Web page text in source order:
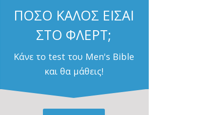
ΠΟΣΟ ΚΑΛΟΣ ΕΙΣΑΙ
ΣΤΟ ΦΛΕΡΤ;
Κάνε το test του Men's Bible
και θα μάθεις!